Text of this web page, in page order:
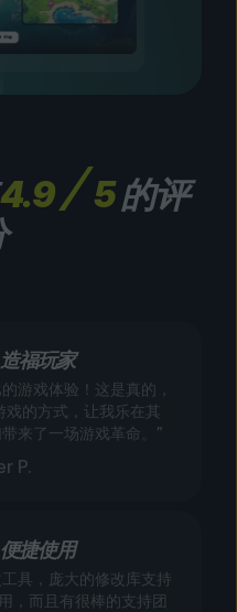
4.9 5的评
福玩家
游戏体验！这是真的，
的方式，让我乐在其
来了一场游戏革命。”
P.
捷使用
具，庞大的修改库支持
，而且有很棒的支持团